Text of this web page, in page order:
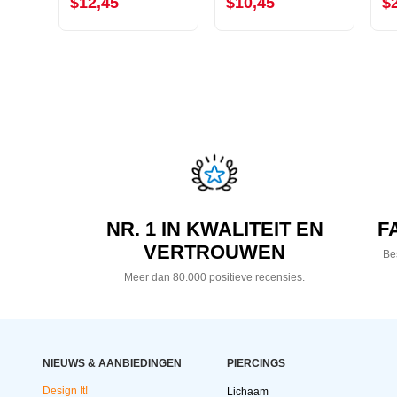
NR. 1 IN KWALITEIT EN
VERTROUWEN
Meer dan 80.000 positieve recensies.
NIEUWS & AANBIEDINGEN
Design It!
PIERCINGS
Lichaam